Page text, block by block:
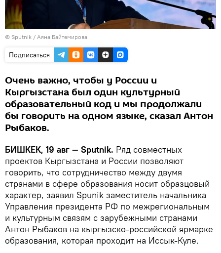
© Sputnik / Аяна Байтемирова
Подписаться
Очень важно, чтобы у России и
Кыргызстана был один культурный
образовательный код и мы продолжали
бы говорить на одном языке, сказал Антон
Рыбаков.
БИШКЕК, 19 авг — Sputnik. Ряд совместных
проектов Кыргызстана и России позволяют
говорить, что сотрудничество между двумя
странами в сфере образования носит образцовый
характер, заявил Spunik заместитель начальника
Управления президента РФ по межрегиональным
и культурным связям с зарубежными странами
Антон Рыбаков на кыргызско-российской ярмарке
образования, которая проходит на Иссык-Куле.